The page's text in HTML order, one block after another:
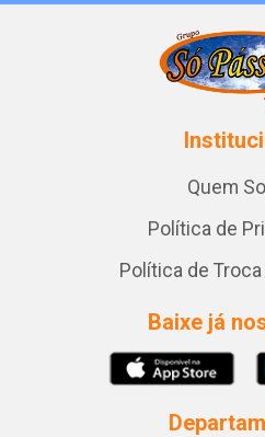
Quem
Política de
Política de
Baixe já